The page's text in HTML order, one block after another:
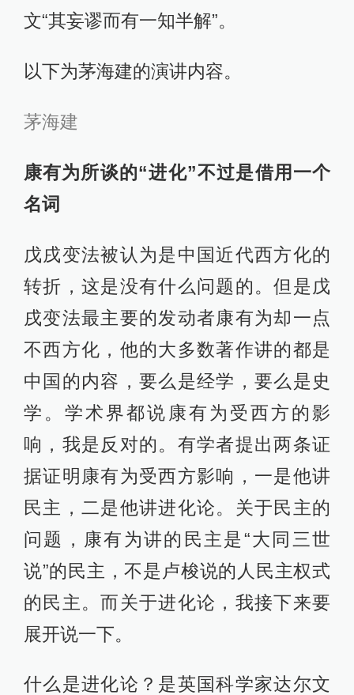
文“其妄谬而有一知半解”。
以下为茅海建的演讲内容。
茅海建
康有为所谈的“进化”不过是借用一个
名词
戊戌变法被认为是中国近代西方化的
转折，这是没有什么问题的。但是戊
戌变法最主要的发动者康有为却一点
不西方化，他的大多数著作讲的都是
中国的内容，要么是经学，要么是史
学。学术界都说康有为受西方的影
响，我是反对的。有学者提出两条证
据证明康有为受西方影响，一是他讲
民主，二是他讲进化论。关于民主的
问题，康有为讲的民主是“大同三世
说”的民主，不是卢梭说的人民主权式
的民主。而关于进化论，我接下来要
展开说一下。
什么是进化论？是英国科学家达尔文